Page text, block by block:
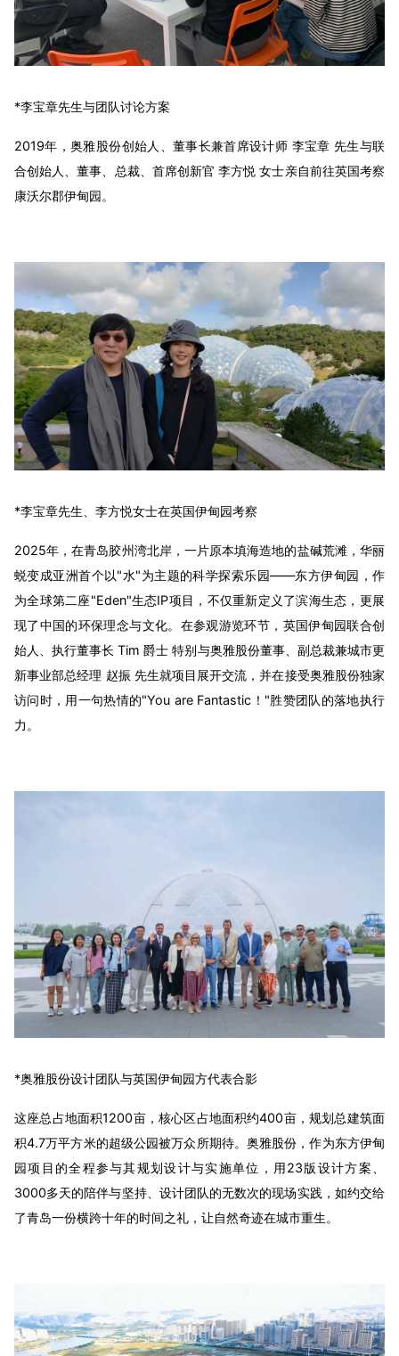
*李宝章先生与团队讨论方案
2019年，奥雅股份创始人、董事长兼首席设计师 李宝章 先生与联
合创始人、董事、总裁、首席创新官 李方悦 女士亲自前往英国考察
康沃尔郡伊甸园。
*李宝章先生、李方悦女士在英国伊甸园考察
2025年，在青岛胶州湾北岸，一片原本填海造地的盐碱荒滩，华丽
蜕变成亚洲首个以"水"为主题的科学探索乐园——东方伊甸园，作
为全球第二座"Eden"生态IP项目，不仅重新定义了滨海生态，更展
现了中国的环保理念与文化。在参观游览环节，英国伊甸园联合创
始人、执行董事长 Tim 爵士 特别与奥雅股份董事、副总裁兼城市更
新事业部总经理 赵振 先生就项目展开交流，并在接受奥雅股份独家
访问时，用一句热情的"You are Fantastic！"胜赞团队的落地执行
力。
*奥雅股份设计团队与英国伊甸园方代表合影
这座总占地面积1200亩，核心区占地面积约400亩，规划总建筑面
积4.7万平方米的超级公园被万众所期待。奥雅股份，作为东方伊甸
园项目的全程参与其规划设计与实施单位，用23版设计方案、
3000多天的陪伴与坚持、设计团队的无数次的现场实践，如约交给
了青岛一份横跨十年的时间之礼，让自然奇迹在城市重生。